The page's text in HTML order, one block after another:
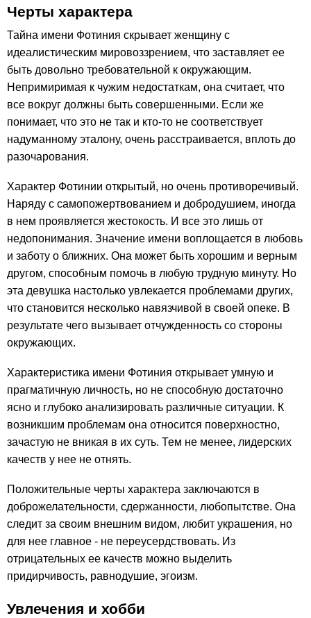
Черты характера
Тайна имени Фотиния скрывает женщину с
идеалистическим мировоззрением, что заставляет ее
быть довольно требовательной к окружающим.
Непримиримая к чужим недостаткам, она считает, что
все вокруг должны быть совершенными. Если же
понимает, что это не так и кто-то не соответствует
надуманному эталону, очень расстраивается, вплоть до
разочарования.
Характер Фотинии открытый, но очень противоречивый.
Наряду с самопожертвованием и добродушием, иногда
в нем проявляется жестокость. И все это лишь от
недопонимания. Значение имени воплощается в любовь
и заботу о ближних. Она может быть хорошим и верным
другом, способным помочь в любую трудную минуту. Но
эта девушка настолько увлекается проблемами других,
что становится несколько навязчивой в своей опеке. В
результате чего вызывает отчужденность со стороны
окружающих.
Характеристика имени Фотиния открывает умную и
прагматичную личность, но не способную достаточно
ясно и глубоко анализировать различные ситуации. К
возникшим проблемам она относится поверхностно,
зачастую не вникая в их суть. Тем не менее, лидерских
качеств у нее не отнять.
Положительные черты характера заключаются в
доброжелательности, сдержанности, любопытстве. Она
следит за своим внешним видом, любит украшения, но
для нее главное - не переусердствовать. Из
отрицательных ее качеств можно выделить
придирчивость, равнодушие, эгоизм.
Увлечения и хобби